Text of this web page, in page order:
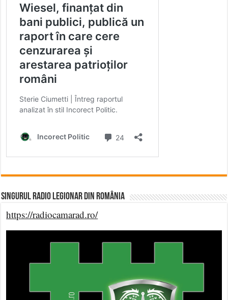
Singurul Radio Legionar din România
https://radiocamarad.ro/